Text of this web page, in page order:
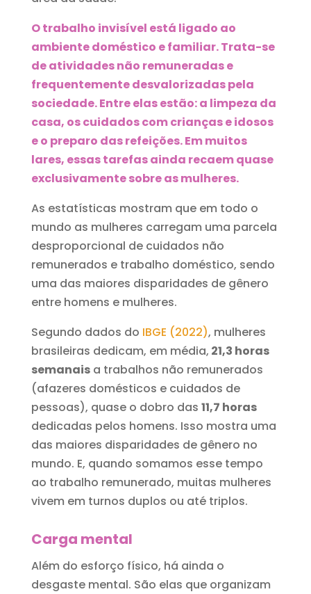
O trabalho invisível está ligado ao
ambiente doméstico e familiar. Trata-se
de atividades não remuneradas e
frequentemente desvalorizadas pela
sociedade. Entre elas estão: a limpeza da
casa, os cuidados com crianças e idosos
e o preparo das refeições. Em muitos
lares, essas tarefas ainda recaem quase
exclusivamente sobre as mulheres.
As estatísticas mostram que em todo o
mundo as mulheres carregam uma parcela
desproporcional de cuidados não
remunerados e trabalho doméstico, sendo
uma das maiores disparidades de gênero
entre homens e mulheres.
Segundo dados do IBGE (2022), mulheres
brasileiras dedicam, em média, 21,3 horas
semanaisa trabalhos não remunerados
(afazeres domésticos e cuidados de
pessoas), quase o dobro das 11,7 horas
dedicadas pelos homens. Isso mostra uma
das maiores disparidades de gênero no
mundo. E, quando somamos esse tempo
ao trabalho remunerado, muitas mulheres
vivem em turnos duplos ou até triplos.
Carga mental
Além do esforço físico, há ainda o
desgaste mental. São elas que organizam